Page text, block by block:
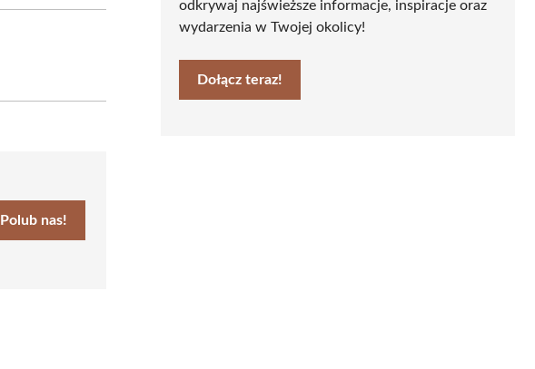
Polub nas!
odkrywaj najświeższe informacje, inspiracje oraz
wydarzenia w Twojej okolicy!
Dołącz teraz!